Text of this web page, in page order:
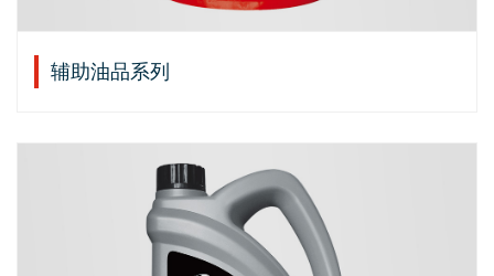
辅助油品系列